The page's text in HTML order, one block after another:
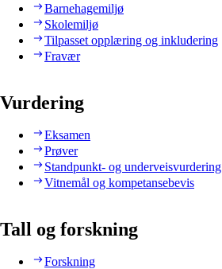
Barnehagemiljø
Skolemiljø
Tilpasset opplæring og inkludering
Fravær
Vurdering
Eksamen
Prøver
Standpunkt- og underveisvurdering
Vitnemål og kompetansebevis
Tall og forskning
Forskning